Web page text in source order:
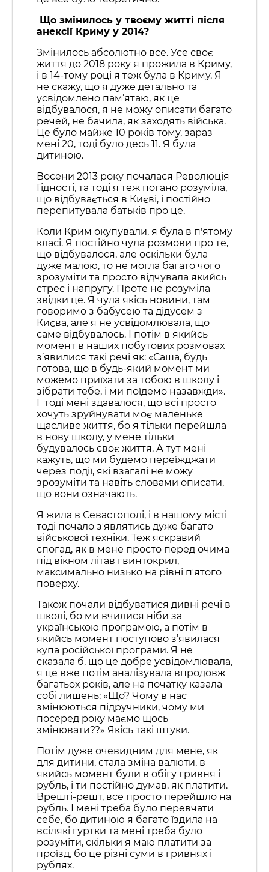
Що змінилось у твоєму житті після
анексії Криму у 2014?
Змінилось абсолютно все. Усе своє
життя до 2018 року я прожила в Криму,
і в 14-тому році я теж була в Криму. Я
не скажу, що я дуже детально та
усвідомлено пам’ятаю, як це
відбувалося, я не можу описати багато
речей, не бачила, як заходять війська.
Це було майже 10 років тому, зараз
мені 20, тоді було десь 11. Я була
дитиною.
Восени 2013 року почалася Революція
Гідності, та тоді я теж погано розуміла,
що відбувається в Києві, і постійно
перепитувала батьків про це.
Коли Крим окупували, я була в пʼятому
класі. Я постійно чула розмови про те,
що відбувалося, але оскільки була
дуже малою, то не могла багато чого
зрозуміти та просто відчувала якийсь
стрес і напругу. Проте не розуміла
звідки це. Я чула якісь новини, там
говоримо з бабусею та дідусем з
Києва, але я не усвідомлювала, що
саме відбувалось. І потім в якийсь
момент в наших побутових розмовах
з’явилися такі речі як: «Саша, будь
готова, що в будь-який момент ми
можемо приїхати за тобою в школу і
зібрати тебе, і ми поїдемо назавжди».
І тоді мені здавалося, що всі просто
хочуть зруйнувати моє маленьке
щасливе життя, бо я тільки перейшла
в нову школу, у мене тільки
будувалось своє життя. А тут мені
кажуть, що ми будемо переїжджати
через події, які взагалі не можу
зрозуміти та навіть словами описати,
що вони означають.
Я жила в Севастополі, і в нашому місті
тоді почало зʼявлятись дуже багато
військової техніки. Теж яскравий
спогад, як в мене просто перед очима
під вікном літав гвинтокрил,
максимально низько на рівні пʼятого
поверху.
Також почали відбуватися дивні речі в
школі, бо ми вчилися ніби за
українською програмою, а потім в
якийсь момент поступово з’явилася
купа російської програми. Я не
сказала б, що це добре усвідомлювала,
я це вже потім аналізувала впродовж
багатьох років, але на початку казала
собі лишень: «Що? Чому в нас
змінюються підручники, чому ми
посеред року маємо щось
змінювати??» Якісь такі штуки.
Потім дуже очевидним для мене, як
для дитини, стала зміна валюти, в
якийсь момент були в обігу гривня і
рубль, і ти постійно думав, як платити.
Врешті-решт, все просто перейшло на
рубль. І мені треба було перевчати
себе, бо дитиною я багато їздила на
всілякі гуртки та мені треба було
розуміти, скільки я маю платити за
проїзд, бо це різні суми в гривнях і
рублях.